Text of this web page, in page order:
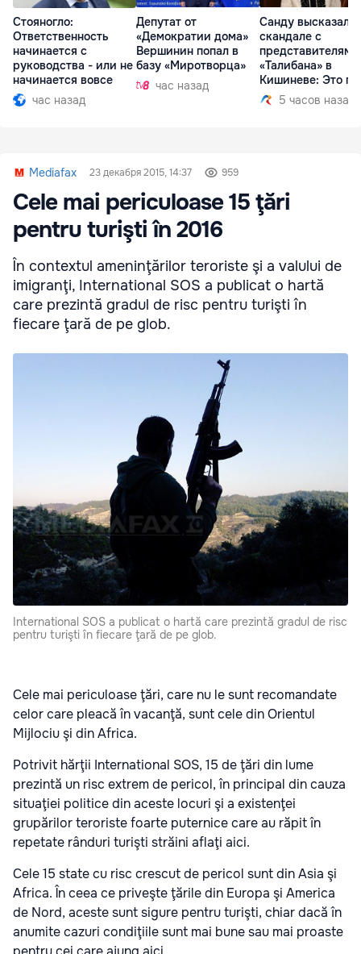
Стояногло:
Ответственность
начинается с
руководства - или не
начинается вовсе
час назад
Депутат от
«Демократии дома»
Вершинин попал в
базу «Миротворца»
час назад
Санду
скандале с
представителями
«Талибана» в
Кишиневе: Это
5 часов назад
Mediafax 23 декабря 2015, 14:37 959
Cele mai periculoase 15 ţări
pentru turişti în 2016
În contextul ameninţărilor teroriste şi a valului de
imigranţi, International SOS a publicat o hartă
care prezintă gradul de risc pentru turişti în
fiecare ţară de pe glob.
International SOS a publicat o hartă care prezintă gradul de risc
pentru turişti în fiecare ţară de pe glob.
Cele mai periculoase ţări, care nu le sunt recomandate
celor care pleacă în vacanţă, sunt cele din Orientul
Mijlociu şi din Africa.
Potrivit hărţii International SOS, 15 de ţări din lume
prezintă un risc extrem de pericol, în principal din cauza
situaţiei politice din aceste locuri şi a existenţei
grupărilor teroriste foarte puternice care au răpit în
repetate rânduri turişti străini aflaţi aici.
Cele 15 state cu risc crescut de pericol sunt din Asia şi
Africa. În ceea ce priveşte ţările din Europa şi America
de Nord, aceste sunt sigure pentru turişti, chiar dacă în
anumite cazuri condiţiile sunt mai bune sau mai proaste